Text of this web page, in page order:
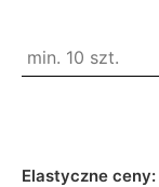
Elastyczne ceny: